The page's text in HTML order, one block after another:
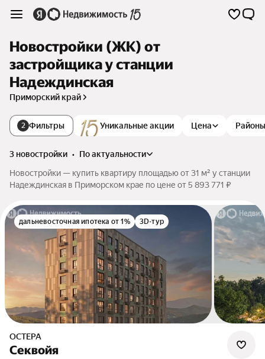
Новостройки (ЖК) от
застройщика у станции
Надеждинская
Приморский край
2 Фильтры Уникальные акции Цена Районы
3 новостройки •
по актуальности
Новостройки — купить квартиру площадью от 31 м² у станции
Надеждинская в Приморском крае по цене от 5 893 771 ₽
дальневосточная ипотека от 1% 3D-тур
ОСТЕРА
Cеквойя